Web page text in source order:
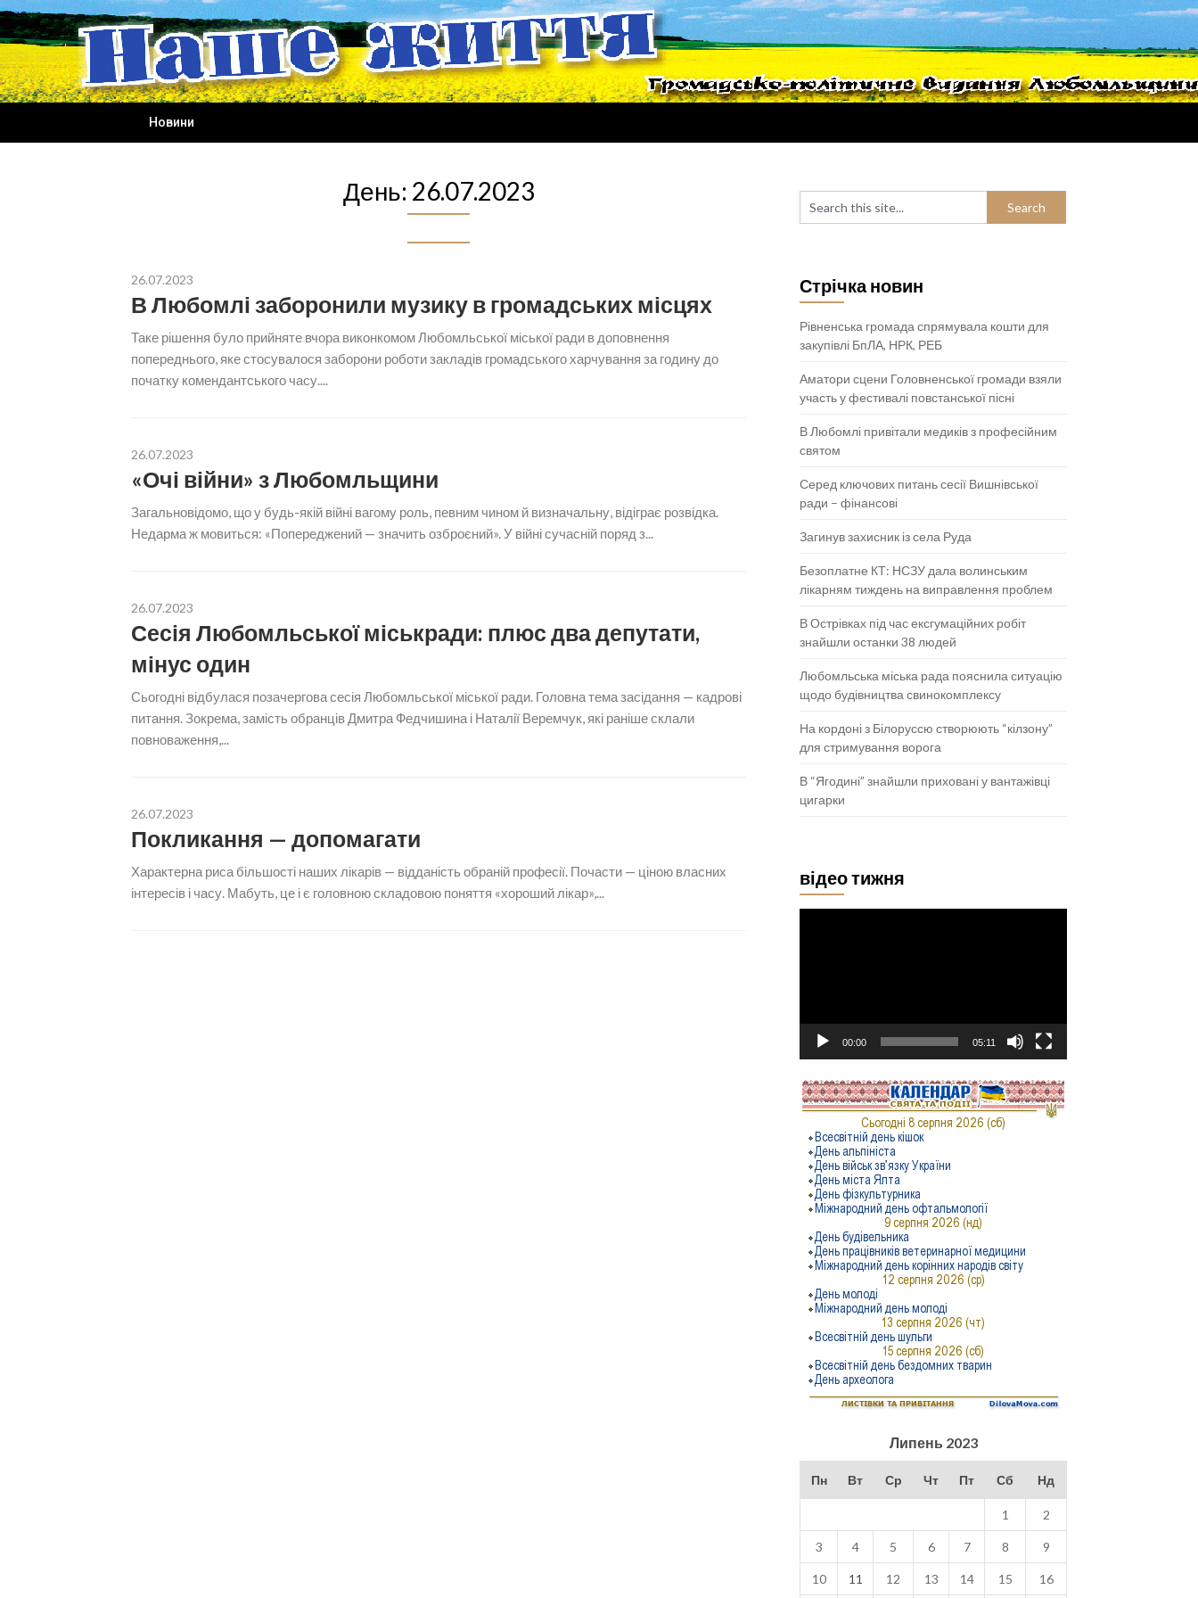
Skip
to
content
Новини
День: 26.07.2023
26.07.2023
В Любомлі заборонили музику в громадських місцях
Таке рішення було прийняте вчора виконкомом Любомльської міської ради в доповнення
попереднього, яке стосувалося заборони роботи закладів громадського харчування за годину до
початку комендантського часу....
26.07.2023
«Очі війни» з Любомльщини
Загальновідомо, що у будь-якій війні вагому роль, певним чином й визначальну, відіграє розвідка.
Недарма ж мовиться: «Попереджений — значить озброєний». У війні сучасній поряд з...
26.07.2023
Сесія Любомльської міськради: плюс два депутати,
мінус один
Сьогодні відбулася позачергова сесія Любомльської міської ради. Головна тема засідання — кадрові
питання. Зокрема, замість обранців Дмитра Федчишина і Наталії Веремчук, які раніше склали
повноваження,...
26.07.2023
Покликання — допомагати
Характерна риса більшості наших лікарів — відданість обраній професії. Почасти — ціною власних
інтересів і часу. Мабуть, це і є головною складовою поняття «хороший лікар»,...
Стрічка новин
Рівненська громада спрямувала кошти для
закупівлі БпЛА, НРК, РЕБ
Аматори сцени Головненської громади взяли
участь у фестивалі повстанської пісні
В Любомлі привітали медиків з професійним
святом
Серед ключових питань сесії Вишнівської
ради – фінансові
Загинув захисник із села Руда
Безоплатне КТ: НСЗУ дала волинським
лікарням тиждень на виправлення проблем
В Острівках під час ексгумаційних робіт
знайшли останки 38 людей
Любомльська міська рада пояснила ситуацію
щодо будівництва свинокомплексу
На кордоні з Білоруссю створюють “кілзону”
для стримування ворога
В “Ягодині” знайшли приховані у вантажівці
цигарки
відео тижня
00:00 05:11
Липень 2023
Пн Вт Ср Чт Пт Сб Нд
1 2
3 4 5 6 7 8 9
10 11 12 13 14 15 16